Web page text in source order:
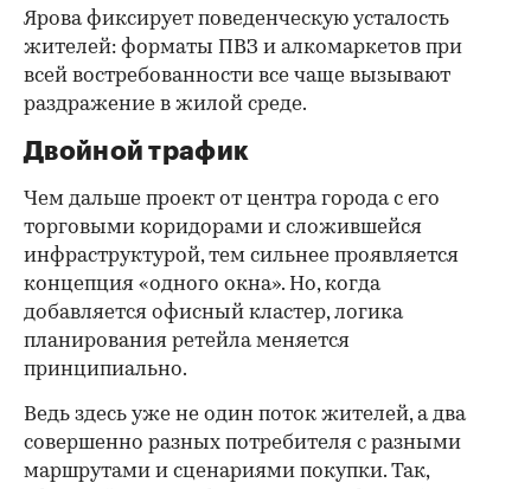
Ярова фиксирует поведенческую усталость
жителей: форматы ПВЗ и алкомаркетов при
всей востребованности все чаще вызывают
раздражение в жилой среде.
Двойной трафик
Чем дальше проект от центра города с его
торговыми коридорами и сложившейся
инфраструктурой, тем сильнее проявляется
концепция «одного окна». Но, когда
добавляется офисный кластер, логика
планирования ретейла меняется
принципиально.
Ведь здесь уже не один поток жителей, а два
совершенно разных потребителя с разными
маршрутами и сценариями покупки. Так,